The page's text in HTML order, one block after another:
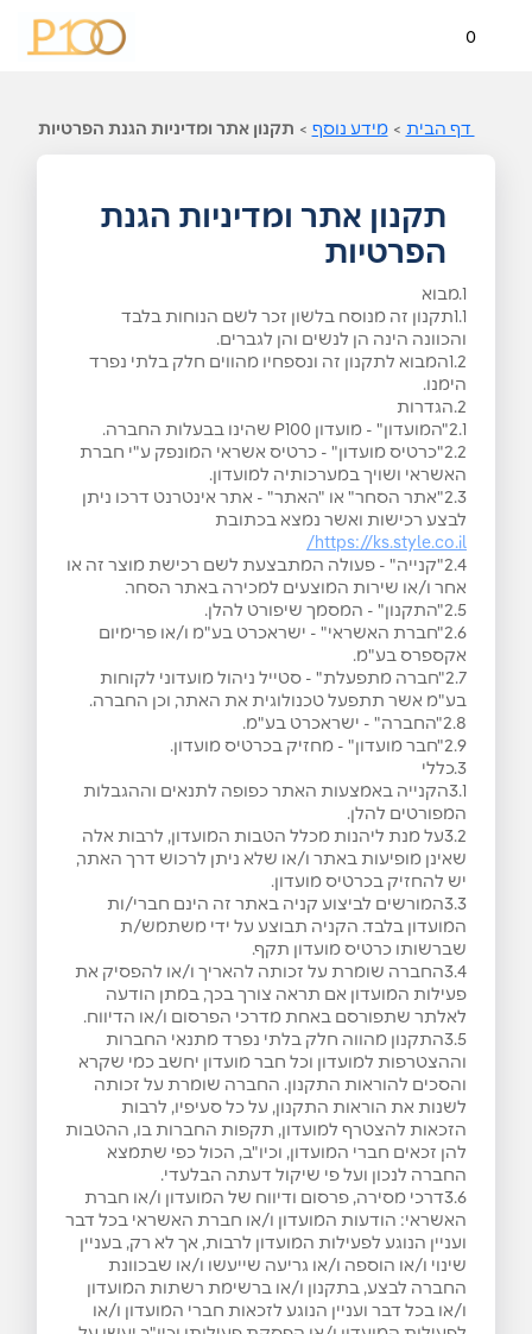
0
דף הבית >מידע נוסף > תקנון אתר ומדיניות הגנת הפרטיות
תקנון אתר ומדיניות הגנת
הפרטיות
1.מבוא
1.1תקנון זה מנוסח בלשון זכר לשם הנוחות בלבד
והכוונה הינה הן לנשים והן לגברים.
1.2המבוא לתקנון זה ונספחיו מהווים חלק בלתי נפרד
הימנו.
2.הגדרות
2.1"המועדון" - מועדון P100 שהינו בבעלות החברה.
2.2"כרטיס מועדון" - כרטיס אשראי המונפק ע"י חברת
האשראי ושויך במערכותיה למועדון.
2.3"אתר הסחר" או "האתר" - אתר אינטרנט דרכו ניתן
לבצע רכישות ואשר נמצא בכתובת
https://ks.style.co.il/
2.4"קנייה" - פעולה המתבצעת לשם רכישת מוצר זה או
אחר ו/או שירות המוצעים למכירה באתר הסחר.
2.5"התקנון" - המסמך שיפורט להלן.
2.6"חברת האשראי" - ישראכרט בע"מ ו/או פרימיום
אקספרס בע"מ.
2.7"חברה מתפעלת" - סטייל ניהול מועדוני לקוחות
בע"מ אשר תתפעל טכנולוגית את האתר, וכן החברה.
2.8"החברה" - ישראכרט בע"מ.
2.9"חבר מועדון" - מחזיק בכרטיס מועדון.
3.כללי
3.1הקנייה באמצעות האתר כפופה לתנאים וההגבלות
המפורטים להלן.
3.2על מנת ליהנות מכלל הטבות המועדון, לרבות אלה
שאינן מופיעות באתר ו/או שלא ניתן לרכוש דרך האתר,
יש להחזיק בכרטיס מועדון.
3.3המורשים לביצוע קניה באתר זה הינם חברי/ות
המועדון בלבד. הקניה תבוצע על ידי משתמש/ת
שברשותו כרטיס מועדון תקף.
3.4החברה שומרת על זכותה להאריך ו/או להפסיק את
פעילות המועדון אם תראה צורך בכך, במתן הודעה
לאלתר שתפורסם באחת מדרכי הפרסום ו/או הדיווח.
3.5התקנון מהווה חלק בלתי נפרד מתנאי החברות
וההצטרפות למועדון וכל חבר מועדון יחשב כמי שקרא
והסכים להוראות התקנון. החברה שומרת על זכותה
לשנות את הוראות התקנון, על כל סעיפיו, לרבות
הזכאות להצטרף למועדון, תקפות החברות בו, ההטבות
להן זכאים חברי המועדון, וכיו"ב, הכול כפי שתמצא
החברה לנכון ועל פי שיקול דעתה הבלעדי.
3.6דרכי מסירה, פרסום ודיווח של המועדון ו/או חברת
האשראי: הודעות המועדון ו/או חברת האשראי בכל דבר
ועניין הנוגע לפעילות המועדון לרבות, אך לא רק, בעניין
שינוי ו/או הוספה ו/או גריעה שייעשו ו/או שבכוונת
החברה לבצע, בתקנון ו/או ברשימת רשתות המועדון
ו/או בכל דבר ועניין הנוגע לזכאות חברי המועדון ו/או